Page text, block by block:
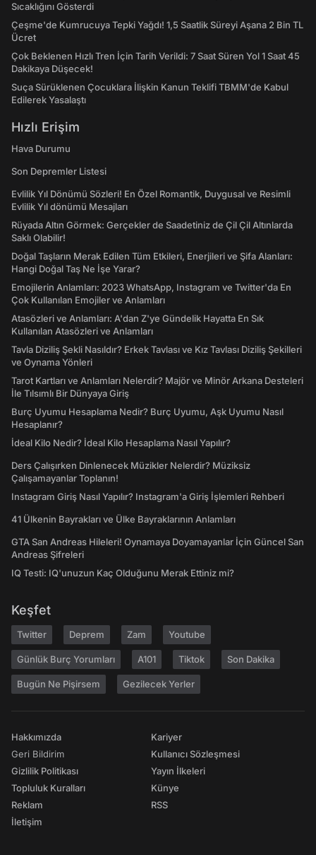
Sıcaklığını Gösterdi
Çeşme'de Kumrucuya Tepki Yağdı! 1,5 Saatlik Süreyi Aşana 2 Bin TL
Ücret
Çok Beklenen Hızlı Tren İçin Tarih Verildi: 7 Saat Süren Yol 1 Saat 45
Dakikaya Düşecek!
Suça Sürüklenen Çocuklara İlişkin Kanun Teklifi TBMM'de Kabul
Edilerek Yasalaştı
Hızlı Erişim
Hava Durumu
Son Depremler Listesi
Evlilik Yıl Dönümü Sözleri! En Özel Romantik, Duygusal ve Resimli
Evlilik Yıl dönümü Mesajları
Rüyada Altın Görmek: Gerçekler de Saadetiniz de Çil Çil Altınlarda
Saklı Olabilir!
Doğal Taşların Merak Edilen Tüm Etkileri, Enerjileri ve Şifa Alanları:
Hangi Doğal Taş Ne İşe Yarar?
Emojilerin Anlamları: 2023 WhatsApp, Instagram ve Twitter'da En
Çok Kullanılan Emojiler ve Anlamları
Atasözleri ve Anlamları: A'dan Z'ye Gündelik Hayatta En Sık
Kullanılan Atasözleri ve Anlamları
Tavla Diziliş Şekli Nasıldır? Erkek Tavlası ve Kız Tavlası Diziliş Şekilleri
ve Oynama Yönleri
Tarot Kartları ve Anlamları Nelerdir? Majör ve Minör Arkana Desteleri
İle Tılsımlı Bir Dünyaya Giriş
Burç Uyumu Hesaplama Nedir? Burç Uyumu, Aşk Uyumu Nasıl
Hesaplanır?
İdeal Kilo Nedir? İdeal Kilo Hesaplama Nasıl Yapılır?
Ders Çalışırken Dinlenecek Müzikler Nelerdir? Müziksiz
Çalışamayanlar Toplanın!
Instagram Giriş Nasıl Yapılır? Instagram'a Giriş İşlemleri Rehberi
41 Ülkenin Bayrakları ve Ülke Bayraklarının Anlamları
GTA San Andreas Hileleri! Oynamaya Doyamayanlar İçin Güncel San
Andreas Şifreleri
IQ Testi: IQ'unuzun Kaç Olduğunu Merak Ettiniz mi?
Keşfet
Twitter Deprem Zam Youtube
Günlük Burç Yorumları A101 Tiktok Son Dakika
Bugün Ne Pişirsem Gezilecek Yerler
Hakkımızda
Geri Bildirim
Gizlilik Politikası
Topluluk Kuralları
Reklam
İletişim
Kariyer
Kullanıcı Sözleşmesi
Yayın İlkeleri
Künye
RSS